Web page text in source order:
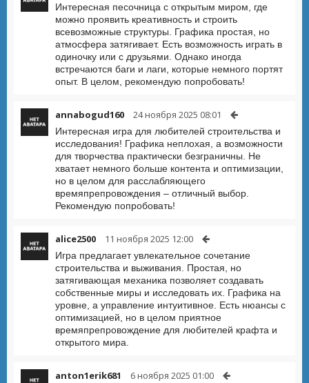
Интересная песочница с открытым миром, где
можно проявить креативность и строить
всевозможные структуры. Графика простая, но
атмосфера затягивает. Есть возможность играть в
одиночку или с друзьями. Однако иногда
встречаются баги и лаги, которые немного портят
опыт. В целом, рекомендую попробовать!
annabogud160 24 ноября 2025 08:01
Интересная игра для любителей строительства и
исследования! Графика неплохая, а возможности
для творчества практически безграничны. Не
хватает немного больше контента и оптимизации,
но в целом для расслабляющего
времяпрепровождения – отличный выбор.
Рекомендую попробовать!
alice2500 11 ноября 2025 12:00
Игра предлагает увлекательное сочетание
строительства и выживания. Простая, но
затягивающая механика позволяет создавать
собственные миры и исследовать их. Графика на
уровне, а управление интуитивное. Есть нюансы с
оптимизацией, но в целом приятное
времяпрепровождение для любителей крафта и
открытого мира.
anton1erik681 6 ноября 2025 01:00